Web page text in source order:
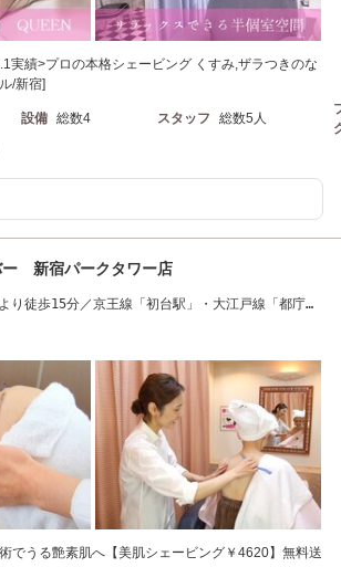
実績>プロの本格シェービング くすみ,ザラつきのな
/新宿]
設備 総数4 スタッフ 総数5人
ー 新宿パークタワー店
り徒歩15分／京王線「初台駅」・大江戸線「都庁前
でうる艶素肌へ【美肌シェービング￥4620】無料送